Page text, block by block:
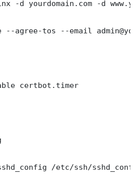
-d yourdomain.com -d
agree-tos --email
certbot.timer
/etc/ssh/